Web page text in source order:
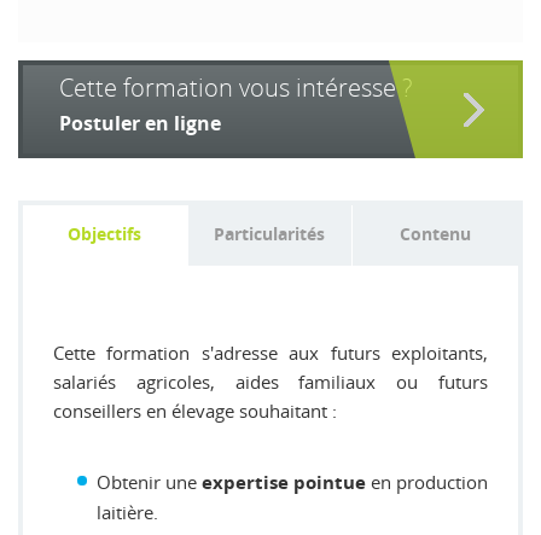
Cette formation vous intéresse ?
Postuler en ligne
Objectifs Particularités Contenu
Cette formation s'adresse aux futurs exploitants,
salariés agricoles, aides familiaux ou futurs
conseillers en élevage souhaitant :
Obtenir une expertise pointue en production
laitière.